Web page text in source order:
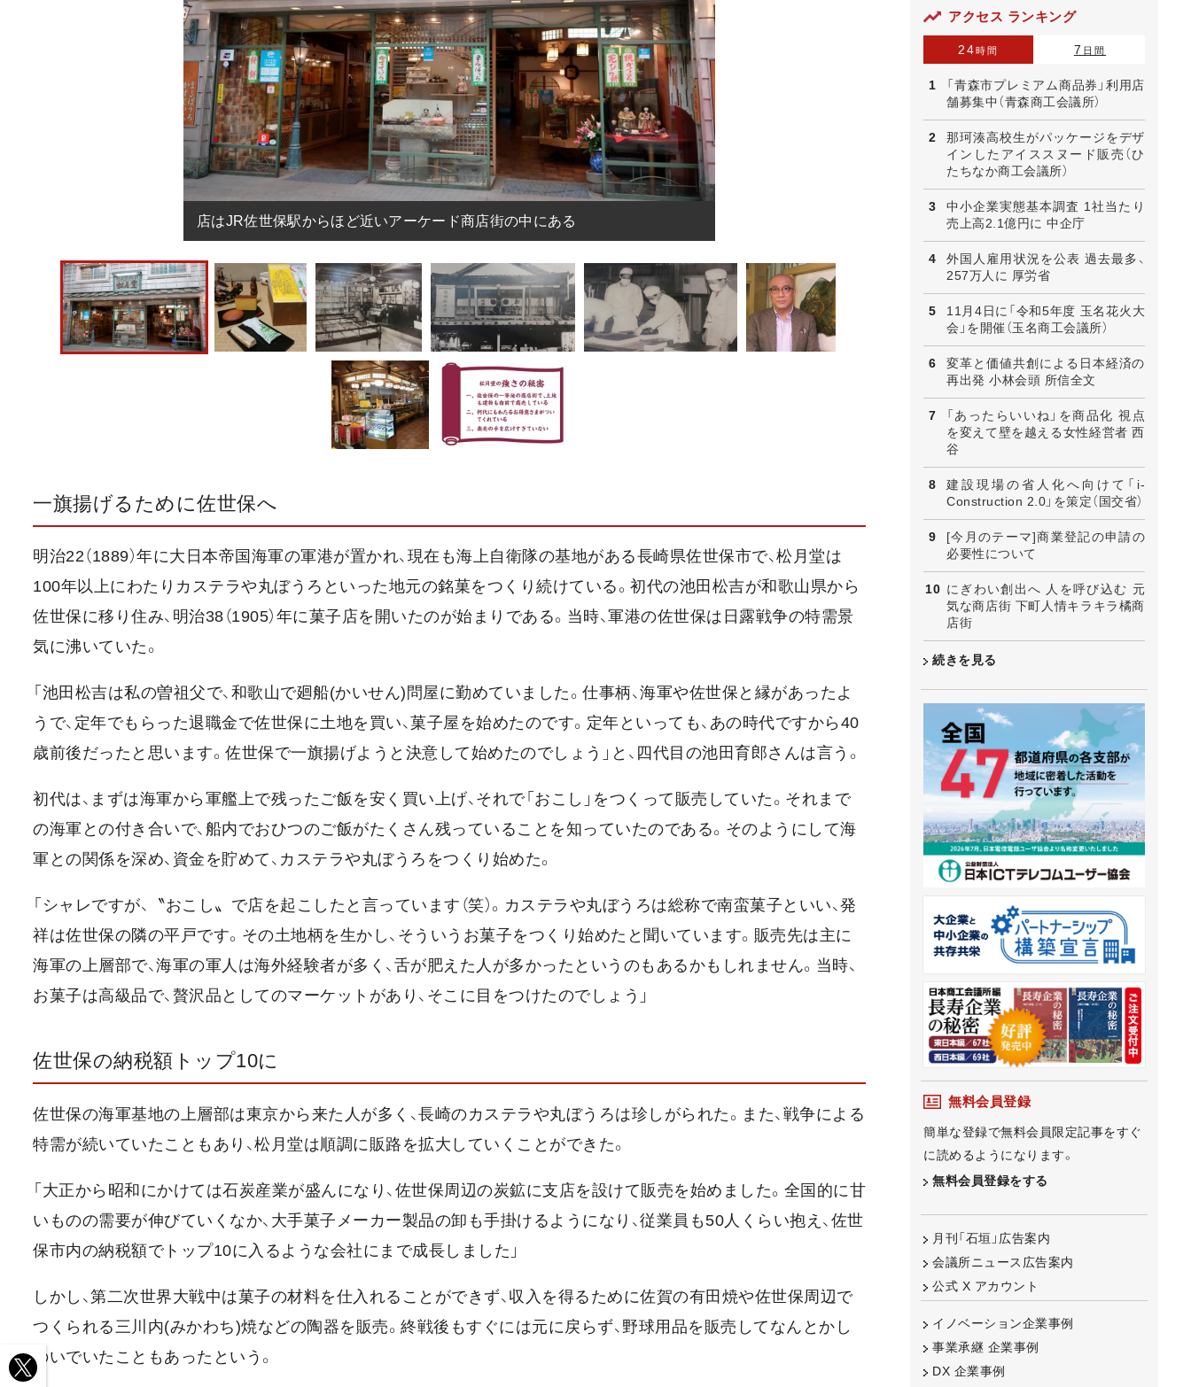
店はJR佐世保駅からほど近いアーケード商店街の中にある
一旗揚げるために佐世保へ
明治22（1889）年に大日本帝国海軍の軍港が置かれ、現在も海上自衛隊の基地がある長崎県佐世保市で、松月堂は
100年以上にわたりカステラや丸ぼうろといった地元の銘菓をつくり続けている。初代の池田松吉が和歌山県から
佐世保に移り住み、明治38（1905）年に菓子店を開いたのが始まりである。当時、軍港の佐世保は日露戦争の特需景
気に沸いていた。
「池田松吉は私の曽祖父で、和歌山で廻船(かいせん)問屋に勤めていました。仕事柄、海軍や佐世保と縁があったよ
うで、定年でもらった退職金で佐世保に土地を買い、菓子屋を始めたのです。定年といっても、あの時代ですから40
歳前後だったと思います。佐世保で一旗揚げようと決意して始めたのでしょう」と、四代目の池田育郎さんは言う。
初代は、まずは海軍から軍艦上で残ったご飯を安く買い上げ、それで「おこし」をつくって販売していた。それまで
の海軍との付き合いで、船内でおひつのご飯がたくさん残っていることを知っていたのである。そのようにして海
軍との関係を深め、資金を貯めて、カステラや丸ぼうろをつくり始めた。
「シャレですが、〝おこし〟で店を起こしたと言っています（笑）。カステラや丸ぼうろは総称で南蛮菓子といい、発
祥は佐世保の隣の平戸です。その土地柄を生かし、そういうお菓子をつくり始めたと聞いています。販売先は主に
海軍の上層部で、海軍の軍人は海外経験者が多く、舌が肥えた人が多かったというのもあるかもしれません。当時、
お菓子は高級品で、贅沢品としてのマーケットがあり、そこに目をつけたのでしょう」
佐世保の納税額トップ10に
佐世保の海軍基地の上層部は東京から来た人が多く、長崎のカステラや丸ぼうろは珍しがられた。また、戦争による
特需が続いていたこともあり、松月堂は順調に販路を拡大していくことができた。
「大正から昭和にかけては石炭産業が盛んになり、佐世保周辺の炭鉱に支店を設けて販売を始めました。全国的に甘
いものの需要が伸びていくなか、大手菓子メーカー製品の卸も手掛けるようになり、従業員も50人くらい抱え、佐世
保市内の納税額でトップ10に入るような会社にまで成長しました」
しかし、第二次世界大戦中は菓子の材料を仕入れることができず、収入を得るために佐賀の有田焼や佐世保周辺で
つくられる三川内(みかわち)焼などの陶器を販売。終戦後もすぐには元に戻らず、野球用品を販売してなんとかし
のいでいたこともあったという。
アクセス ランキング
24 時間 7 日間
「青森市プレミアム商品券」利用店
舗募集中（青森商工会議所）
那珂湊高校生がパッケージをデザ
インしたアイススヌード販売（ひ
たちなか商工会議所）
中小企業実態基本調査 1社当たり
売上高2.1億円に 中企庁
外国人雇用状況を公表 過去最多、
257万人に 厚労省
11月4日に「令和5年度 玉名花火大
会」を開催（玉名商工会議所）
変革と価値共創による日本経済の
再出発 小林会頭 所信全文
「あったらいいね」を商品化 視点
を変えて壁を越える女性経営者 西
谷
建設現場の省人化へ向けて「i-
Construction 2.0」を策定（国交省）
[今月のテーマ]商業登記の申請の
必要性について
にぎわい創出へ 人を呼び込む 元
気な商店街 下町人情キラキラ橘商
店街
続きを見る
無料会員登録
簡単な登録で無料会員限定記事をすぐ
に読めるようになります。
無料会員登録をする
月刊「石垣」広告案内
会議所ニュース広告案内
公式 X アカウント
イノベーション企業事例
事業承継 企業事例
DX 企業事例